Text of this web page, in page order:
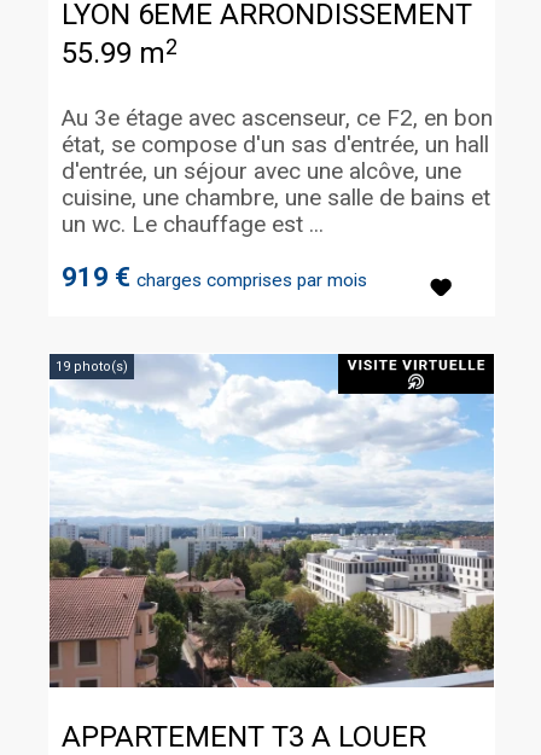
LYON 6EME ARRONDISSEMENT
55.99 m2
919 € charges comprises par mois
Au 3e étage avec ascenseur, ce F2, en bon
état, se compose d'un sas d'entrée, un hall
d'entrée, un séjour avec une alcôve, une
cuisine, une chambre, une salle de bains et
un wc. Le chauffage est ...
19 photo(s)
APPARTEMENT T3 A LOUER